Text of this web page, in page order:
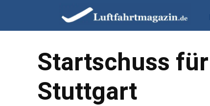
Startschuss
Stuttgart